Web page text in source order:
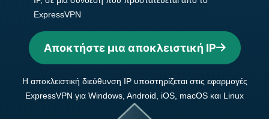
ExpressVPN
Αποκτήστε μια αποκλειστική IP
Η αποκλειστική διεύθυνση IP υποστηρίζεται στις εφαρμογές
ExpressVPN για Windows, Android, iOS, macOS και Linux